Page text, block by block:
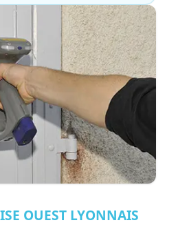
OUEST LYONNAIS